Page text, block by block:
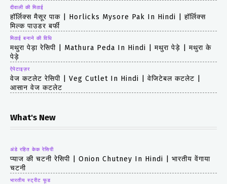
दीवाली की मिठाई
हॉर्लिक्स मैसूर पाक | Horlicks Mysore Pak In Hindi | हॉर्लिक्स
मिल्क पाउडर बर्फी
मिठाई बनाने की विधि
मथुरा पेड़ा रेसिपी | Mathura Peda In Hindi | मथुरा पेड़े | मथुरा के
पेड़े
ऐपेटाइज़र
वेज कटलेट रेसिपी | Veg Cutlet In Hindi | वेजिटेबल कटलेट |
आसान वेज कटलेट
What's New
अंडे रहित केक रेसिपी
प्याज की चटनी रेसिपी | Onion Chutney In Hindi | भारतीय वेंगाया
चटनी
भारतीय स्ट्रीट फूड